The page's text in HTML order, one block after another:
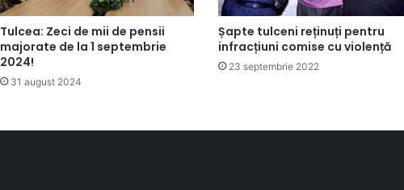
Tulcea: Zeci de mii de pensii
majorate de la 1 septembrie
2024!
31 august 2024
Șapte tulceni reținuți pentru
infracțiuni comise cu violență
23 septembrie 2022